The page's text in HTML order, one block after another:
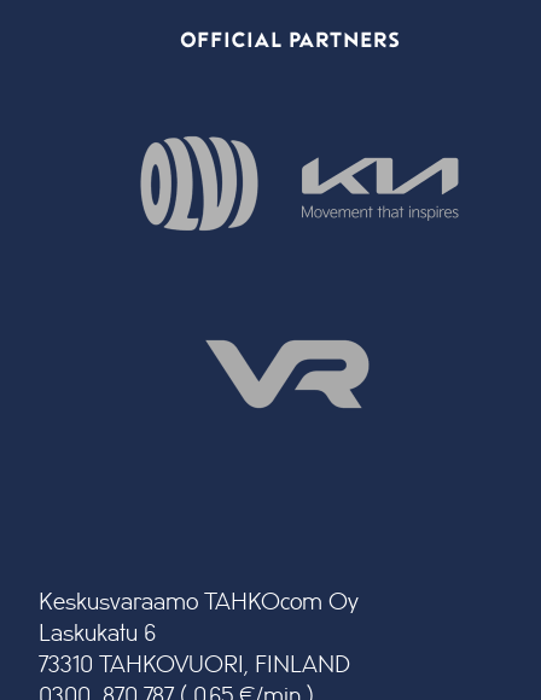
OFFICIAL PARTNERS
Keskusvaraamo TAHKOcom Oy
Laskukatu 6
73310 TAHKOVUORI, FINLAND